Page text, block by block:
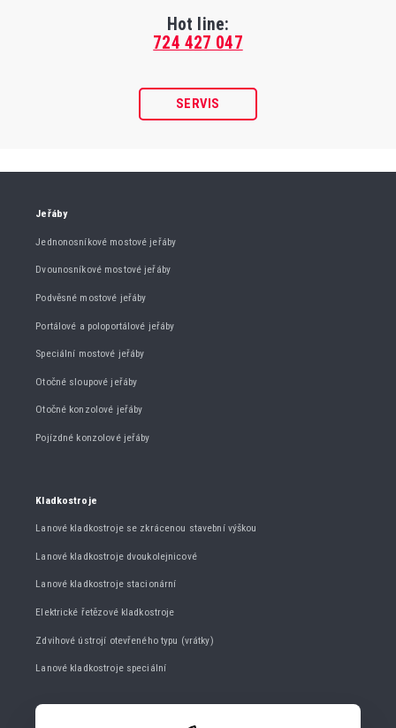
Hot line:
724 427 047
SERVIS
Jeřáby
Jednonosníkové mostové jeřáby
Dvounosníkové mostové jeřáby
Podvěsné mostové jeřáby
Portálové a poloportálové jeřáby
Speciální mostové jeřáby
Otočné sloupové jeřáby
Otočné konzolové jeřáby
Pojízdné konzolové jeřáby
Kladkostroje
Lanové kladkostroje se zkrácenou stavební výškou
Lanové kladkostroje dvoukolejnicové
Lanové kladkostroje stacionární
Elektrické řetězové kladkostroje
Zdvihové ústrojí otevřeného typu (vrátky)
Lanové kladkostroje speciální